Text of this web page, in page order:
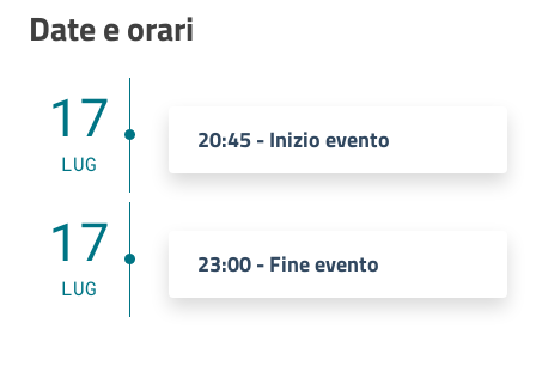
Date e orari
17
LUG
20:45 - Inizio evento
17
LUG
23:00 - Fine evento